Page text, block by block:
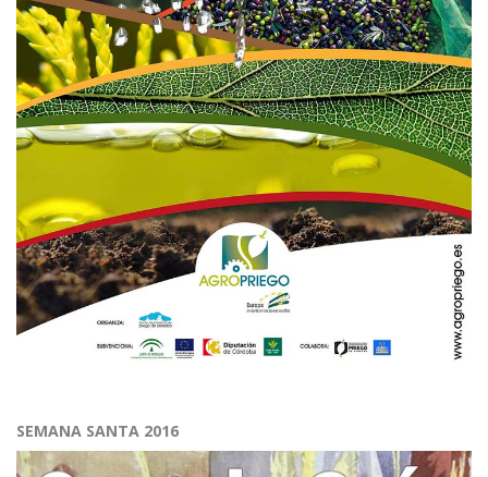
SEMANA SANTA 2016